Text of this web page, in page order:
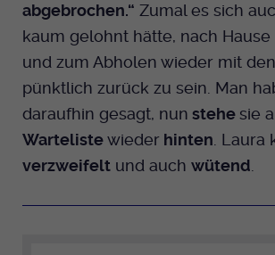
abgebrochen.“ Zumal es sich
kaum gelohnt hätte, nach Hause
und zum Abholen wieder mit
pünktlich zurück zu sein. Man
daraufhin gesagt, nun stehesie
Wartelistewieder hinten. Laura
verzweifelt und auch wütend.